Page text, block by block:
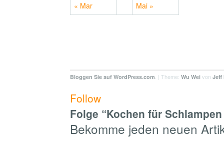
« Mar Mai »
Bloggen Sie auf WordPress.com . | Theme: Wu Wei von Jeff
Follow
Folge “Kochen für
Bekomme jeden neuen